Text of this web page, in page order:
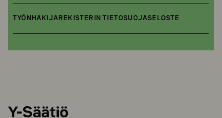
TYÖNHAKIJAREKISTERIN TIETOSUOJASELOSTE
Y-